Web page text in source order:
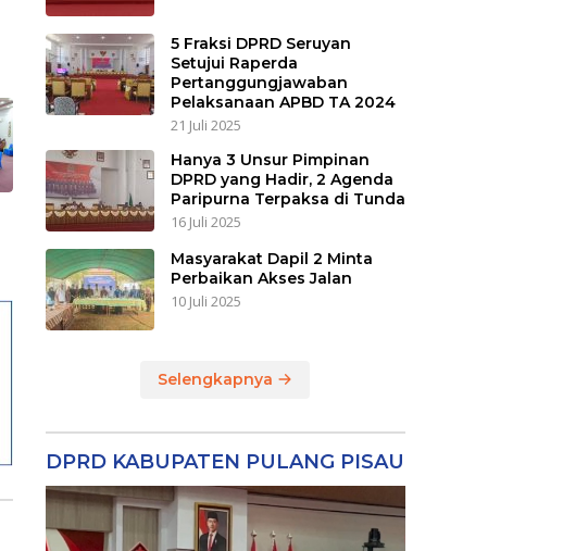
5 Fraksi DPRD Seruyan
Setujui Raperda
Pertanggungjawaban
Pelaksanaan APBD TA 2024
21 Juli 2025
Hanya 3 Unsur Pimpinan
DPRD yang Hadir, 2 Agenda
Paripurna Terpaksa di Tunda
16 Juli 2025
Masyarakat Dapil 2 Minta
Perbaikan Akses Jalan
10 Juli 2025
Selengkapnya
DPRD KABUPATEN PULANG PISAU